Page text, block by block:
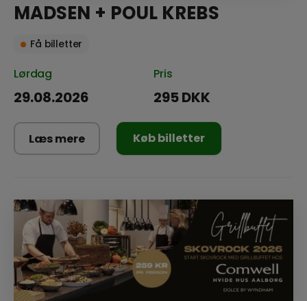
MADSEN + POUL KREBS
Få billetter
Lørdag
29.08.2026
Pris
295 DKK
Læs mere Køb billetter